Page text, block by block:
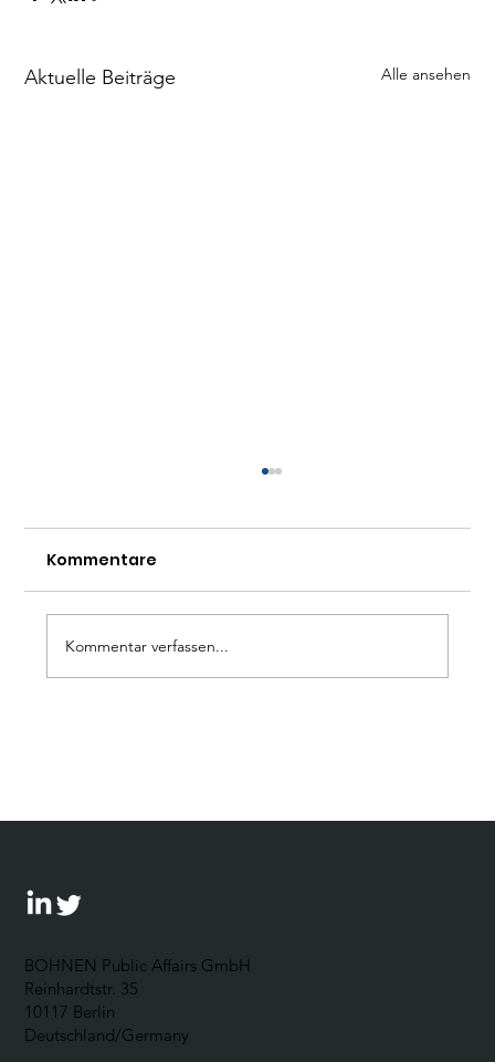
Aktuelle Beiträge Alle ansehen
Kommentare
Kommentar verfassen...
BOHNEN Public Affairs GmbH
Reinhardtstr. 35
10117 Berlin
Deutschland/Germany